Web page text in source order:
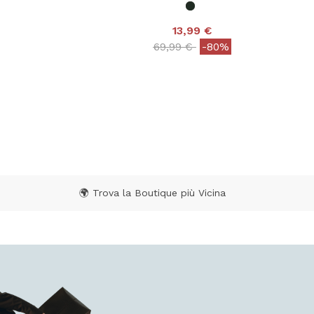
13,99 €
Price reduced from
69,99 €to-80%
🌍 Trova la Boutique più Vicina